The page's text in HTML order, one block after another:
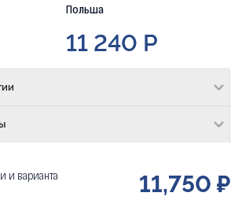
Польша
11 240 Р
и варианта
11,750 ₽